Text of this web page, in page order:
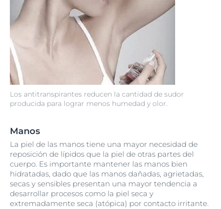
Los antitranspirantes reducen la cantidad de sudor
producida para lograr menos humedad y olor.
Manos
La piel de las manos tiene una mayor necesidad de
reposición de lípidos que la piel de otras partes del
cuerpo. Es importante mantener las manos bien
hidratadas, dado que las manos dañadas, agrietadas,
secas y sensibles presentan una mayor tendencia a
desarrollar procesos como la piel seca y
extremadamente seca (atópica) por contacto irritante.